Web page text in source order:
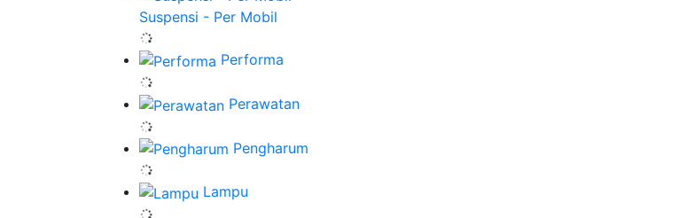
Suspensi - Per Mobil
Performa
Perawatan
Pengharum
Lampu